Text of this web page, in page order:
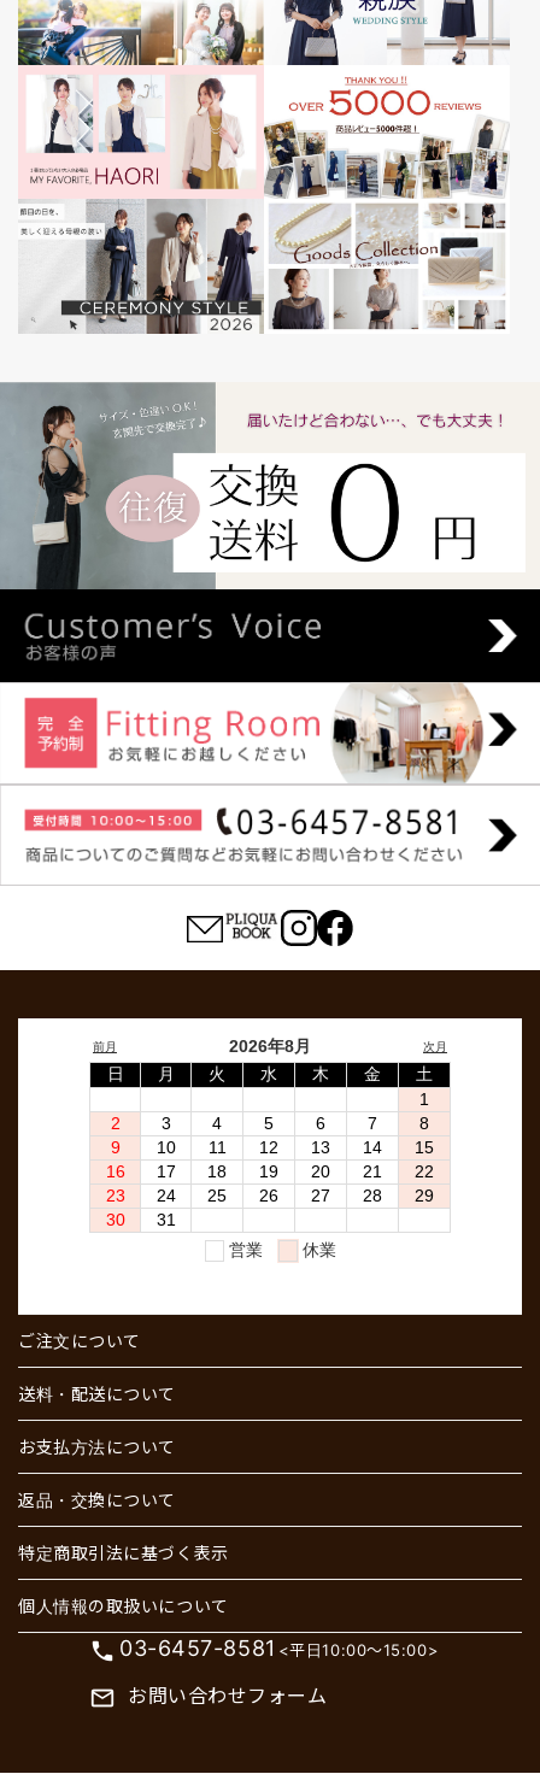
ご注文について
送料・配送について
お支払方法について
返品・交換について
特定商取引法に基づく表示
個人情報の取扱いについて
phone 03-6457-8581 <平日10:00～15:00>
mail_outline お問い合わせフォーム